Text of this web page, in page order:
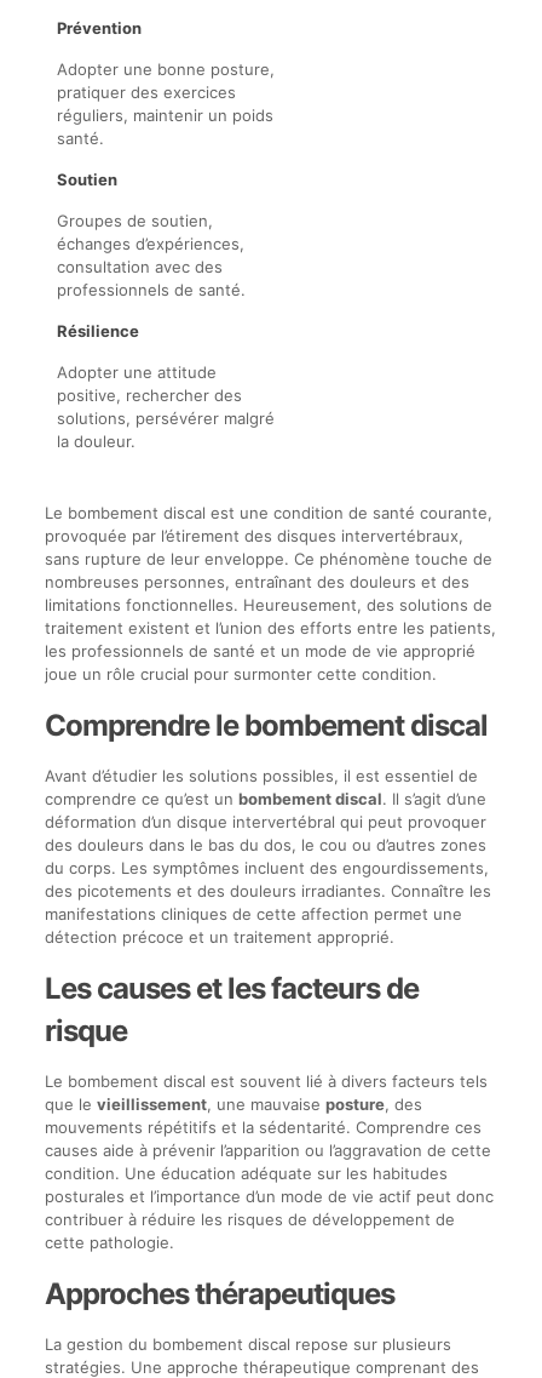
Prévention
Adopter une bonne posture,
pratiquer des exercices
réguliers, maintenir un poids
santé.
Soutien
Groupes de soutien,
échanges d’expériences,
consultation avec des
professionnels de santé.
Résilience
Adopter une attitude
positive, rechercher des
solutions, persévérer malgré
la douleur.
Le bombement discal est une condition de santé courante,
provoquée par l’étirement des disques intervertébraux,
sans rupture de leur enveloppe. Ce phénomène touche de
nombreuses personnes, entraînant des douleurs et des
limitations fonctionnelles. Heureusement, des solutions de
traitement existent et l’union des efforts entre les patients,
les professionnels de santé et un mode de vie approprié
joue un rôle crucial pour surmonter cette condition.
Comprendre le bombement discal
Avant d’étudier les solutions possibles, il est essentiel de
comprendre ce qu’est un bombement discal. Il s’agit d’une
déformation d’un disque intervertébral qui peut provoquer
des douleurs dans le bas du dos, le cou ou d’autres zones
du corps. Les symptômes incluent des engourdissements,
des picotements et des douleurs irradiantes. Connaître les
manifestations cliniques de cette affection permet une
détection précoce et un traitement approprié.
Les causes et les facteurs de
risque
Le bombement discal est souvent lié à divers facteurs tels
que le vieillissement, une mauvaise posture, des
mouvements répétitifs et la sédentarité. Comprendre ces
causes aide à prévenir l’apparition ou l’aggravation de cette
condition. Une éducation adéquate sur les habitudes
posturales et l’importance d’un mode de vie actif peut donc
contribuer à réduire les risques de développement de
cette pathologie.
Approches thérapeutiques
La gestion du bombement discal repose sur plusieurs
stratégies. Une approche thérapeutique comprenant des